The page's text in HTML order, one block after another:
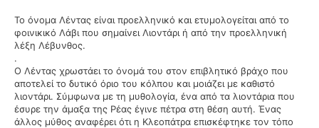
Το όνομα Λέντας είναι προελληνικό και ετυμολογείται από το
φοινικικό Λάβι που σημαίνει Λιοντάρι ή από την προελληνική
λέξη Λέβυνθος.
.
Ο Λέντας χρωστάει το όνομά του στον επιβλητικό βράχο που
αποτελεί το δυτικό όριο του κόλπου και μοιάζει με καθιστό
λιοντάρι. Σύμφωνα με τη μυθολογία, ένα από τα λιοντάρια που
έσυρε την άμαξα της Ρέας έγινε πέτρα στη θέση αυτή. Ένας
άλλος μύθος αναφέρει ότι η Κλεοπάτρα επισκέφτηκε τον τόπο